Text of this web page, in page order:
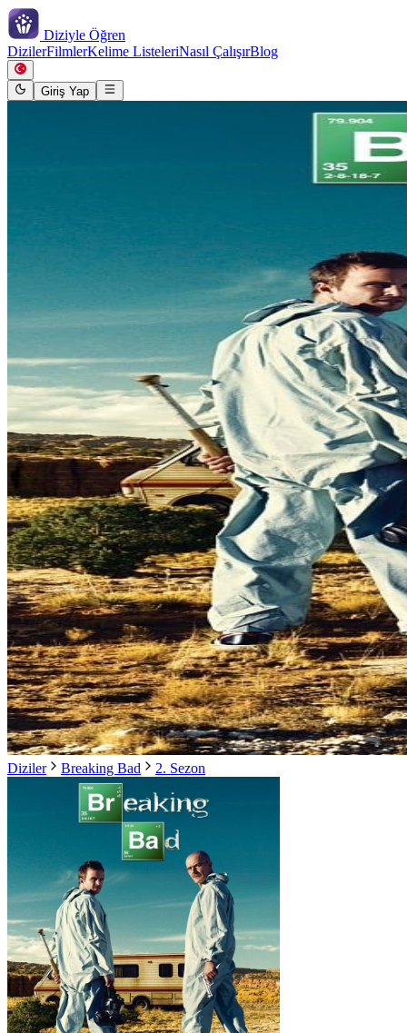
Diziyle Öğren
DizilerFilmlerKelime ListeleriNasıl ÇalışırBlog
Giriş Yap
Diziler Breaking Bad 2. Sezon